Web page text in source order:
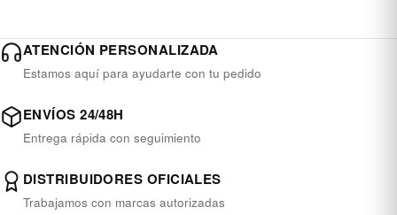
ATENCIÓN PERSONALIZADA
Estamos aquí para ayudarte con tu pedido
ENVÍOS 24/48H
Entrega rápida con seguimiento
DISTRIBUIDORES OFICIALES
Trabajamos con marcas autorizadas